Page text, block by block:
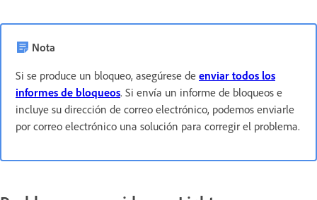
Nota
Si se produce un bloqueo, asegúrese de enviar todos los
informes de bloqueos. Si envía un informe de bloqueos e
incluye su dirección de correo electrónico, podemos enviarle
por correo electrónico una solución para corregir el problema.